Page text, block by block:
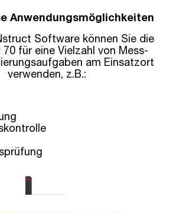
Anwendungsmöglichkeiten
Software können Sie die
für eine Vielzahl von Mess-
am Einsatzort
verwenden, z.B.: